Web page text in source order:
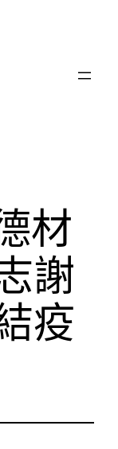
材
謝
疫